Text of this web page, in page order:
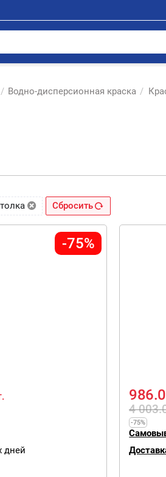
/ Водно-дисперсионная краска /
Сбросить
-75%
дней
4
-75%